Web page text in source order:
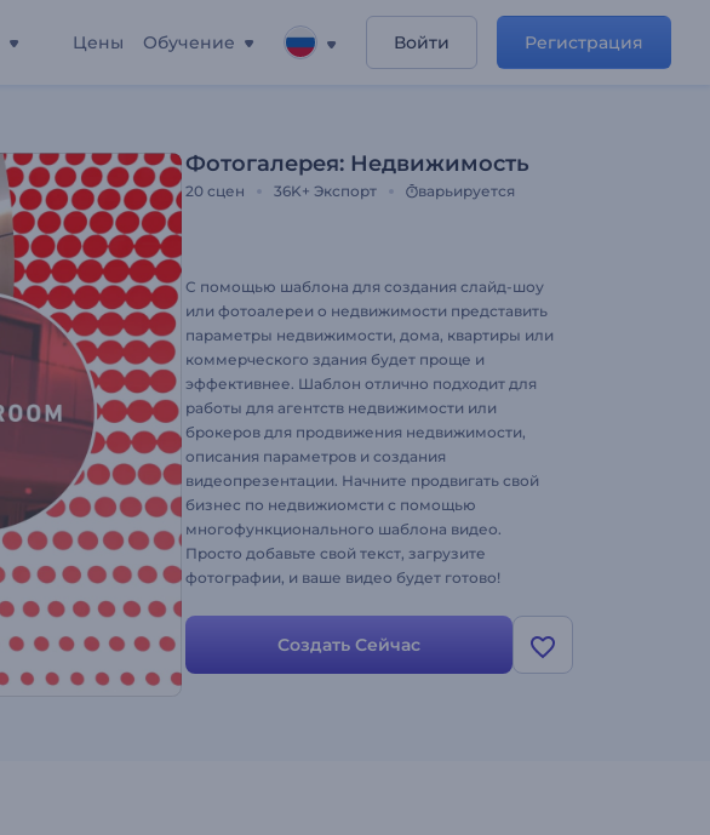
Цены Обучение Войти Регистрация
Фотогалерея: Недвижимость
20 сцен 36K+ Экспорт варьируется
С помощью шаблона для создания слайд-шоу
или фотоалереи о недвижимости представить
параметры недвижимости, дома, квартиры или
коммерческого здания будет проще и
эффективнее. Шаблон отлично подходит для
работы для агентств недвижимости или
брокеров для продвижения недвижимости,
описания параметров и создания
видеопрезентации. Начните продвигать свой
бизнес по недвижиомсти с помощью
многофункционального шаблона видео.
Просто добавьте свой текст, загрузите
фотографии, и ваше видео будет готово!
Создать Сейчас